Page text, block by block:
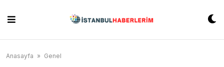
content
Anasayfa » Genel